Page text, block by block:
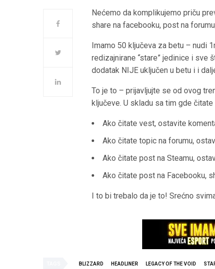
Nećemo da komplikujemo priču
share na facebooku, post na
Imamo 50 ključeva za betu – nudi
redizajnirane “stare” jedinice i sve
dodatak NIJE uključen u betu i i
To je to – prijavljujte se od ovog
ključeve. U skladu sa tim gde
Ako čitate vest, ostavite
Ako čitate topic na forumu,
Ako čitate post na Steamu,
Ako čitate post na Facebooku,
I to bi trebalo da je to! Srećno
BLIZZARD HEADLINER LEGACY OF THE VOID